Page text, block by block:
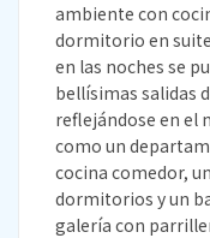
ambiente con
dormitorio en
en las noches se
bellísimas salidas
reflejándose en el
como un
cocina comedor,
dormitorios y un
galería con